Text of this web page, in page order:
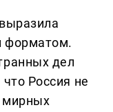
форматом.
дел
Россия не
мирных